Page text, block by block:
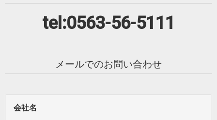
tel:0563-56-5111
メールでのお問い合わせ
会社名